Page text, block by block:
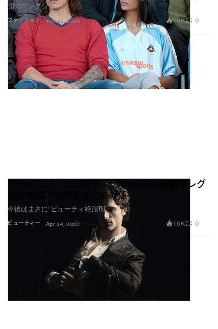
ファッション
開のコレクションに
Apr 28, 2026 1.6K 0
ビューティー
ジェイコブ・エロルディが CHANEL 最新フレグ
ランスのアンバサダーに就任
今彼はまさに“ビューティ絶頂期”
Apr 24, 2026 1.5K 0